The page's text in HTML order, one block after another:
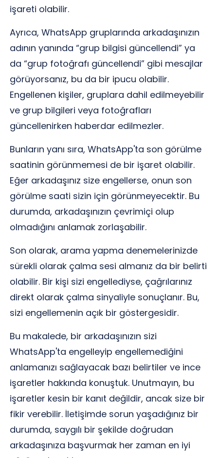
işareti olabilir.
Ayrıca, WhatsApp gruplarında arkadaşınızın
adının yanında “grup bilgisi güncellendi” ya
da “grup fotoğrafı güncellendi” gibi mesajlar
görüyorsanız, bu da bir ipucu olabilir.
Engellenen kişiler, gruplara dahil edilmeyebilir
ve grup bilgileri veya fotoğrafları
güncellenirken haberdar edilmezler.
Bunların yanı sıra, WhatsApp'ta son görülme
saatinin görünmemesi de bir işaret olabilir.
Eğer arkadaşınız size engellerse, onun son
görülme saati sizin için görünmeyecektir. Bu
durumda, arkadaşınızın çevrimiçi olup
olmadığını anlamak zorlaşabilir.
Son olarak, arama yapma denemelerinizde
sürekli olarak çalma sesi almanız da bir belirti
olabilir. Bir kişi sizi engellediyse, çağrılarınız
direkt olarak çalma sinyaliyle sonuçlanır. Bu,
sizi engellemenin açık bir göstergesidir.
Bu makalede, bir arkadaşınızın sizi
WhatsApp'ta engelleyip engellemediğini
anlamanızı sağlayacak bazı belirtiler ve ince
işaretler hakkında konuştuk. Unutmayın, bu
işaretler kesin bir kanıt değildir, ancak size bir
fikir verebilir. İletişimde sorun yaşadığınız bir
durumda, saygılı bir şekilde doğrudan
arkadaşınıza başvurmak her zaman en iyi